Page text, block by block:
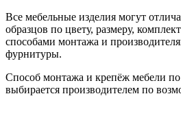
Все мебельные изделия могут
образцов по цвету, размеру,
способами монтажа и
фурнитуры.
Способ монтажа и крепёж мебели
выбирается производителем по